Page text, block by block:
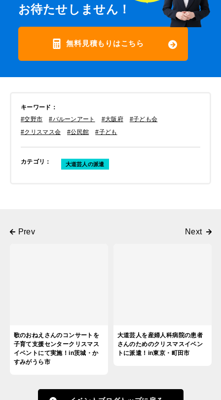
お待たせしません！
無料見積もりはこちら
キーワード ：
#交野市
#バルーンアート #大阪府
#子ども会
#クリスマス会
#公民館 #子ども
カテゴリ ： 大道芸人の派遣
歌のおねえさんのコンサートを
子育て支援センタークリスマス
イベントにて実施！in茨城・か
すみがうら市
大道芸人を産婦人科病院の患者
さんのためのクリスマスイベン
トに派遣！in東京・町田市